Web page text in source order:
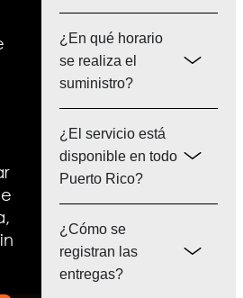
¿En qué horario
se realiza el
suministro?
¿El servicio está
disponible en todo
Puerto Rico?
¿Cómo se
registran las
entregas?